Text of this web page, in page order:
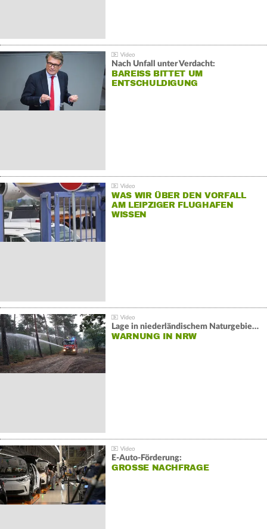
Nach Unfall unter Verdacht:
BAREISS BITTET UM E
NTSCHULDIGUNG
WAS WIR ÜBER DEN VORFALL
AM LEIPZIGER FLUGHAFEN
WISSEN
Lage in niederländischem Naturgebiet stabil
WARNUNG IN NRW
E-Auto-Förderung:
GROSSE NACHFRAGE